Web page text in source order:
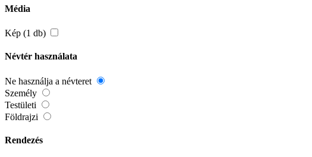
Média
Kép (1 db)
Névtér használata
Ne használja a névteret
Személy
Testületi
Földrajzi
Rendezés